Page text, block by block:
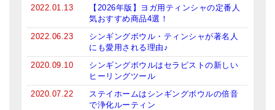
2022.01.13
【2026年版】ヨガ用ティンシャの定番人
気おすすめ商品4選！
2022.06.23
シンギングボウル・ティンシャが著名人
にも愛用される理由♪
2020.09.10
シンギングボウルはセラピストの新しい
ヒーリングツール
2020.07.22
ステイホームはシンギングボウルの倍音
で浄化ルーティン